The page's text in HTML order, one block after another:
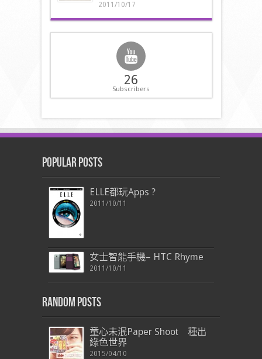
2011/10/17
26
Subscribers
Popular Posts
ELLE都玩Apps ?
2011/10/11
女士智能手機– HTC Rhyme
2011/10/11
Random Posts
童心未泯Paper Shoot 種出
綠色世界
2015/04/10